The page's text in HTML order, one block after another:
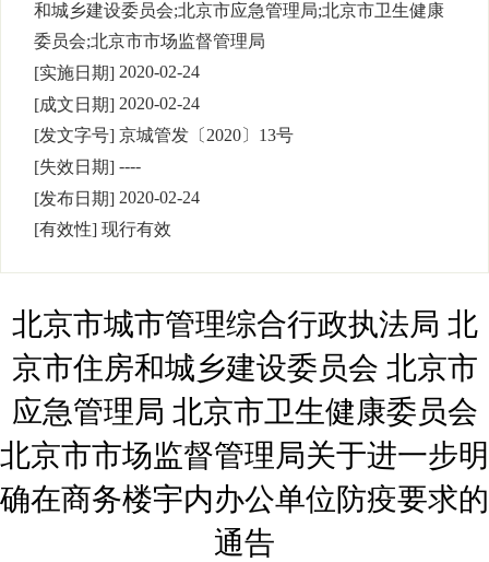
和城乡建设委员会;北京市应急管理局;北京市卫生健康
委员会;北京市市场监督管理局
[实施日期] 2020-02-24
[成文日期] 2020-02-24
[发文字号] 京城管发 〔 2020〕 13号
[失效日期] ----
[发布日期] 2020-02-24
[有效性] 现行有效
北京市城市管理综合行政执法局 北
京市住房和城乡建设委员会 北京市
应急管理局 北京市卫生健康委员会
北京市市场监督管理局关于进一步明
确在商务楼宇内办公单位防疫要求的
通告